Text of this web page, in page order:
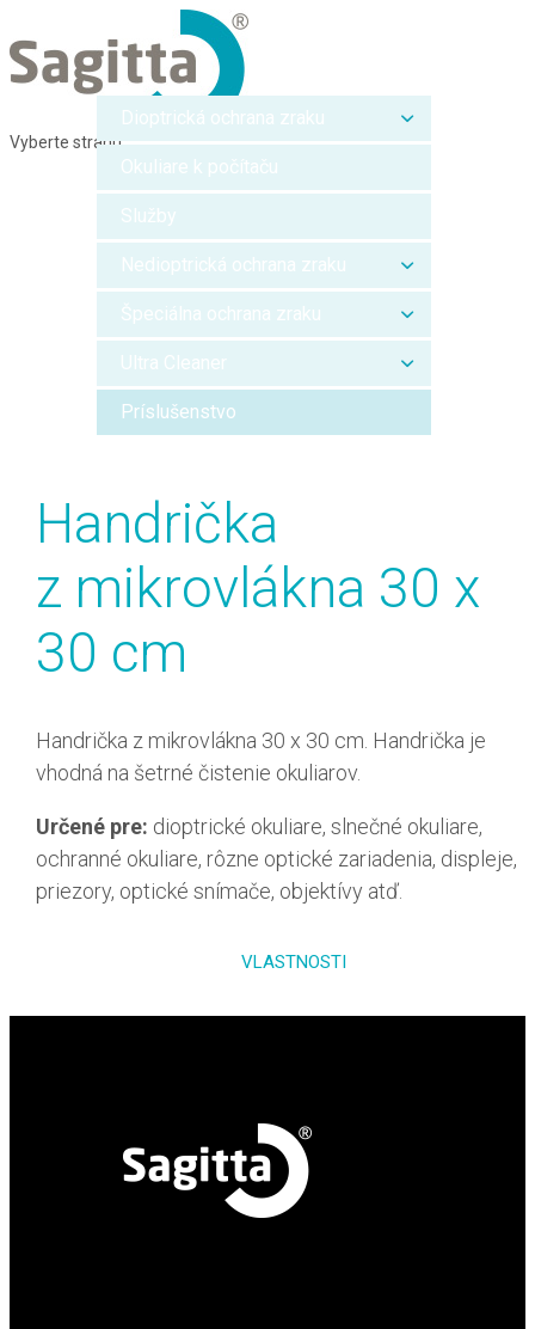
Vyberte stranu
Dioptrická ochrana zraku
Okuliare k počítaču
Služby
Nedioptrická ochrana zraku
Špeciálna ochrana zraku
Ultra Cleaner
Príslušenstvo
Handrička
z mikrovlákna 30 x
30 cm
Handrička z mikrovlákna 30 x 30 cm. Handrička je
vhodná na šetrné čistenie okuliarov.
Určené pre: dioptrické okuliare, slnečné okuliare,
ochranné okuliare, rôzne optické zariadenia, displeje,
priezory, optické snímače, objektívy atď.
VLASTNOSTI